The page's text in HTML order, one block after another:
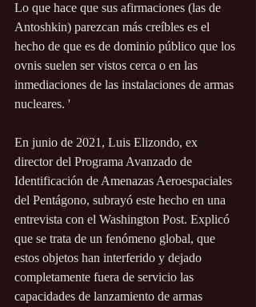
Lo que hace que sus afirmaciones (las de
Antoshkin) parezcan más creíbles es el
hecho de que es de dominio público que los
ovnis suelen ser vistos cerca o en las
inmediaciones de las instalaciones de armas
nucleares. '
En junio de 2021, Luis Elizondo, ex
director del Programa Avanzado de
Identificación de Amenazas Aeroespaciales
del Pentágono, subrayó este hecho en una
entrevista con el Washington Post. Explicó
que se trata de un fenómeno global, que
estos objetos han interferido y dejado
completamente fuera de servicio las
capacidades de lanzamiento de armas